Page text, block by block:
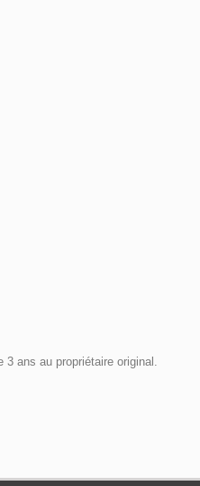
ans au propriétaire original.